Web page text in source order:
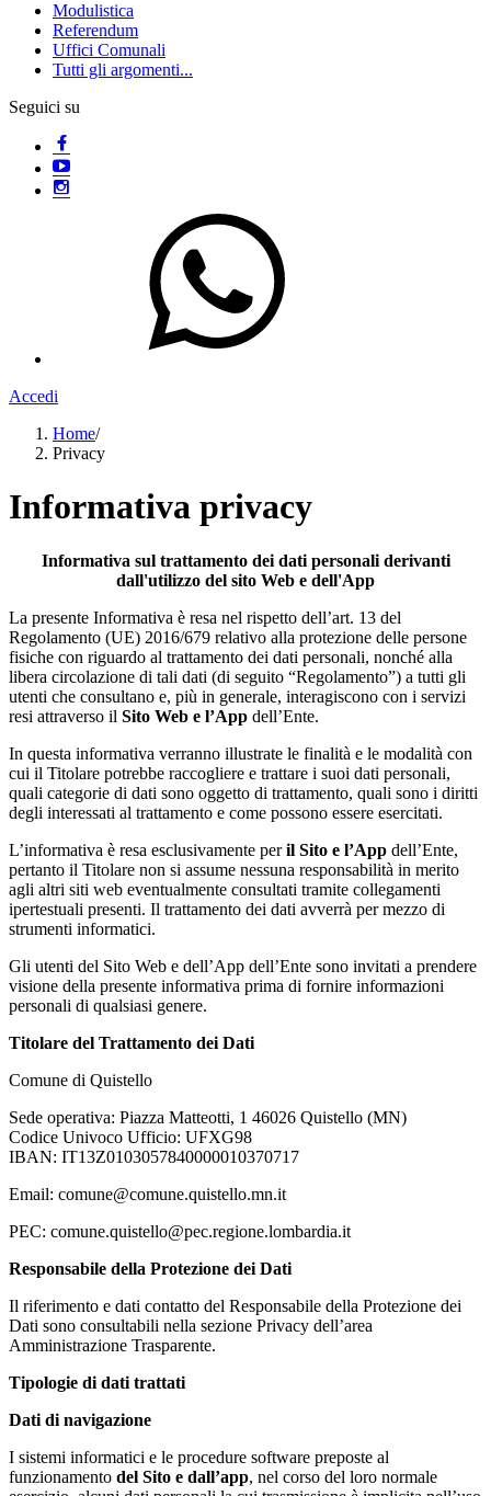
Modulistica
Referendum
Uffici Comunali
Tutti gli argomenti...
Seguici su
Accedi
Home/
Privacy
Informativa privacy
Informativa sul trattamento dei dati personali derivanti
dall'utilizzo del sito Web e dell'App
La presente Informativa è resa nel rispetto dell’art. 13 del
Regolamento (UE) 2016/679 relativo alla protezione delle persone
fisiche con riguardo al trattamento dei dati personali, nonché alla
libera circolazione di tali dati (di seguito “Regolamento”) a tutti gli
utenti che consultano e, più in generale, interagiscono con i servizi
resi attraverso il Sito Web e l’App dell’Ente.
In questa informativa verranno illustrate le finalità e le modalità con
cui il Titolare potrebbe raccogliere e trattare i suoi dati personali,
quali categorie di dati sono oggetto di trattamento, quali sono i diritti
degli interessati al trattamento e come possono essere esercitati.
L’informativa è resa esclusivamente peril Sito e l’App dell’Ente,
pertanto il Titolare non si assume nessuna responsabilità in merito
agli altri siti web eventualmente consultati tramite collegamenti
ipertestuali presenti. Il trattamento dei dati avverrà per mezzo di
strumenti informatici.
Gli utenti del Sito Web e dell’App dell’Ente sono invitati a prendere
visione della presente informativa prima di fornire informazioni
personali di qualsiasi genere.
Titolare del Trattamento dei Dati
Comune di Quistello
Sede operativa: Piazza Matteotti, 1 46026 Quistello (MN)
Codice Univoco Ufficio: UFXG98
IBAN: IT13Z0103057840000010370717
Email: comune@comune.quistello.mn.it
PEC: comune.quistello@pec.regione.lombardia.it
Responsabile della Protezione dei Dati
Il riferimento e dati contatto del Responsabile della Protezione dei
Dati sono consultabili nella sezione Privacy dell’area
Amministrazione Trasparente.
Tipologie di dati trattati
Dati di navigazione
I sistemi informatici e le procedure software preposte al
funzionamento del Sito e dall’app, nel corso del loro normale